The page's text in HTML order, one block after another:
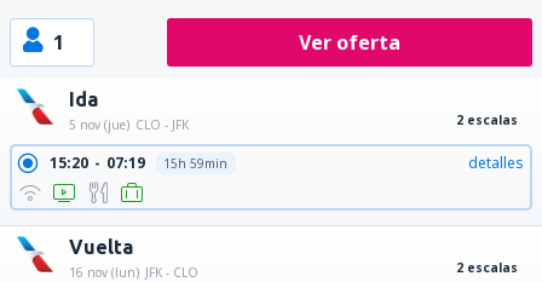
1 Ver oferta
Ida
5 nov (jue) CLO - JFK 2 escalas
15:20 07:19 15h 59min detalles
Vuelta
16 nov (lun) JFK - CLO 2 escalas